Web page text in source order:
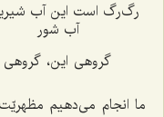
رگ‌رگ است این آب
آب شور
گروهی این، گروهی
ما انجام می‌دهیم